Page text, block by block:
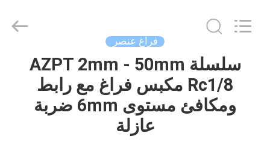
منتجات
AUTOMATIC
CONTROL
فراغ عنصر
سلسلة AZPT 2mm - 50mm
Rc1/8 مكبس فراغ مع رابط
ومكافئ مستوى 6mm ضربة
عازلة